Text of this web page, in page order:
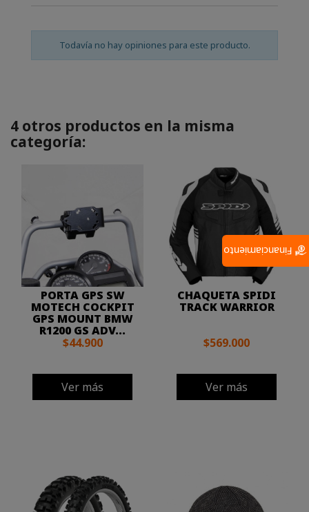
Todavía no hay opiniones para este producto.
4 otros productos en la misma
categoría:
PORTA GPS SW
MOTECH COCKPIT
GPS MOUNT BMW
R1200 GS ADV...
$44.900
Ver más
CHAQUETA SPIDI
TRACK WARRIOR
$569.000
Ver más
Financiamiento